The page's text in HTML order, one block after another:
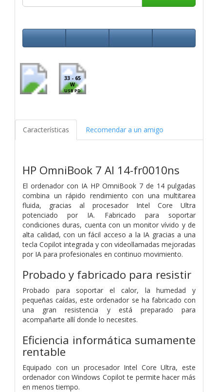
33 - 65
W
USB PD
Características Recomendar a un amigo
HP OmniBook 7 AI 14-fr0010ns
El ordenador con IA HP OmniBook 7 de 14 pulgadas
combina un rápido rendimiento con una multitarea
fluida, gracias al procesador Intel Core Ultra
potenciado por IA. Fabricado para soportar
condiciones duras, cuenta con un monitor vívido y de
alta calidad, con un fácil acceso a la IA gracias a una
tecla Copilot integrada y con videollamadas mejoradas
por IA para profesionales en continuo movimiento.
Probado y fabricado para resistir
Probado para soportar el calor, la humedad y
pequeñas caídas, este ordenador se ha fabricado con
una gran resistencia y está preparado para
acompañarte allí donde lo necesites.
Eficiencia informática sumamente
rentable
Equipado con un procesador Intel Core Ultra, este
ordenador con Windows Copilot te permite hacer más
en menos tiempo.